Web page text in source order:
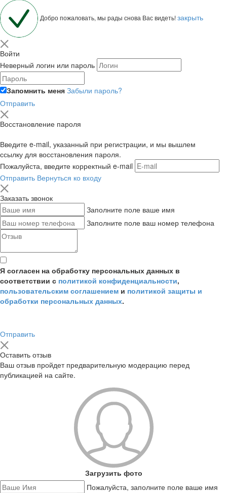
Добро пожаловать, мы рады снова Вас видеть!закрыть
Войти
Неверный логин или пароль
Запомнить меня Забыли пароль?
Отправить
Восстановление пароля
Введите e-mail, указанный при регистрации, и мы вышлем
ссылку для восстановления пароля.
Пожалуйста, введите корректный e-mail
Отправить Вернуться ко входу
Заказать звонок
Заполните поле ваше имя
Заполните поле ваш номер телефона
Я согласен на обработку персональных данных в
соответствии с политикой конфиденциальности,
пользовательским соглашением и политикой защиты и
обработки персональных данных.
Отправить
Оставить отзыв
Ваш отзыв пройдет предварительную модерацию перед
публикацией на сайте.
Загрузить фото
Пожалуйста, заполните поле ваше имя